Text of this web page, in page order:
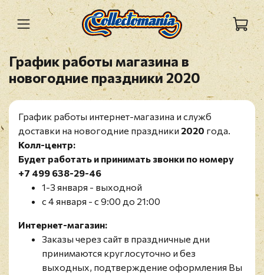
График работы магазина в
новогодние праздники 2020
График работы интернет-магазина и служб
доставки на новогодние праздники 2020 года.
Колл-центр:
Будет работать и принимать звонки по номеру
+7 499 638-29-46
1-3 января - выходной
с 4 января - с 9:00 до 21:00
Интернет-магазин:
Заказы через сайт в праздничные дни
принимаются круглосуточно и без
выходных, подтверждение оформления Вы